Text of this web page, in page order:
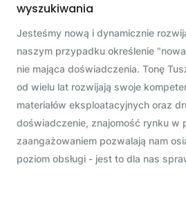
wyszukiwania
Jesteśmy nową i dynamicznie
naszym przypadku określenie
nie mająca doświadczenia. Tonę
od wielu lat rozwijają swoje
materiałów eksploatacyjnych oraz
doświadczenie, znajomość rynku w
zaangażowaniem pozwalają nam
poziom obsługi - jest to dla nas